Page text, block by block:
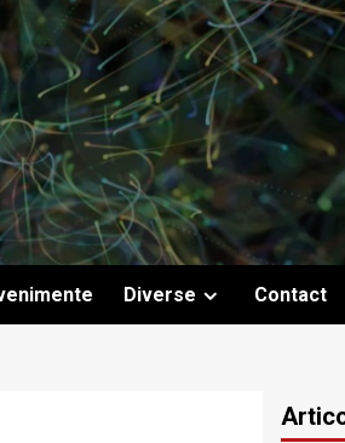
Diverse Contact